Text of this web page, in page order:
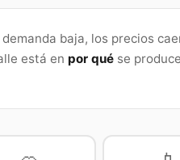
baja, los precios
está en por qué se